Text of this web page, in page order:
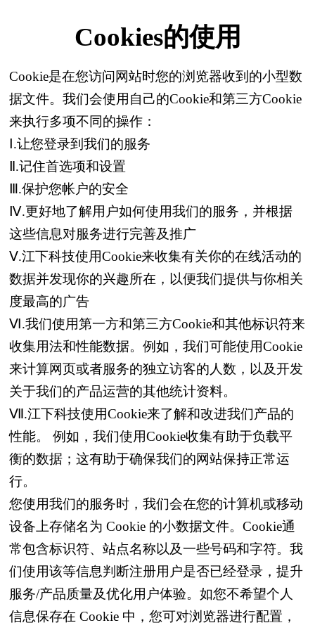
Cookies的使用
Cookie是在您访问网站时您的浏览器收到的小型数
据文件。我们会使用自己的Cookie和第三方Cookie
来执行多项不同的操作：
Ⅰ.让您登录到我们的服务
Ⅱ.记住首选项和设置
Ⅲ.保护您帐户的安全
Ⅳ.更好地了解用户如何使用我们的服务，并根据
这些信息对服务进行完善及推广
Ⅴ.江下科技使用Cookie来收集有关你的在线活动的
数据并发现你的兴趣所在，以便我们提供与你相关
度最高的广告
Ⅵ.我们使用第一方和第三方Cookie和其他标识符来
收集用法和性能数据。例如，我们可能使用Cookie
来计算网页或者服务的独立访客的人数，以及开发
关于我们的产品运营的其他统计资料。
Ⅶ.江下科技使用Cookie来了解和改进我们产品的
性能。 例如，我们使用Cookie收集有助于负载平
衡的数据；这有助于确保我们的网站保持正常运
行。
您使用我们的服务时，我们会在您的计算机或移动
设备上存储名为 Cookie 的小数据文件。Cookie通
常包含标识符、站点名称以及一些号码和字符。我
们使用该等信息判断注册用户是否已经登录，提升
服务/产品质量及优化用户体验。如您不希望个人
信息保存在 Cookie 中，您可对浏览器进行配置，